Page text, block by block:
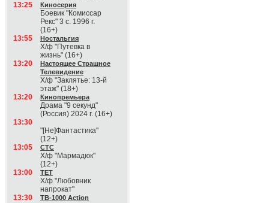
13:25
Киносерия
Боевик "Комиссар
Рекс" 3 с. 1996 г.
(16+)
13:55
Ностальгия
Х/ф "Путевка в
жизнь" (16+)
13:20
Настоящее Страшное
Телевидение
Х/ф "Заклятье: 13-й
этаж" (18+)
13:20
Кинопремьера
Драма "9 секунд"
(Россия) 2024 г. (16+)
13:30
"[Не]Фантастика"
(12+)
13:05
СТС
Х/ф "Мармадюк"
(12+)
13:00
ТЕТ
Х/ф "Любовник
напрокат"
13:30
ТВ-1000 Action